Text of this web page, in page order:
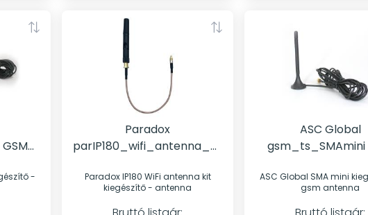
Paradox
parIP180_wifi_antenna_kit
Paradox IP180 WiFi antenna kit
kiegészítő - antenna
ASC Global
gsm_ts_SMAmini GSM
ASC Global SMA mini kiegészítő -
gsm antenna